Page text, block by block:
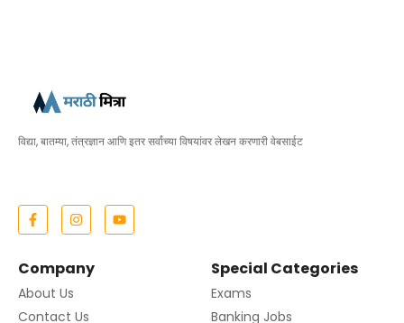
विद्या, बातम्या, तंत्रज्ञान आणि इतर सर्वांच्या विषयांवर लेखन करणारी वेबसाईट
Company
About Us
Contact Us
Special Categories
Exams
Banking Jobs